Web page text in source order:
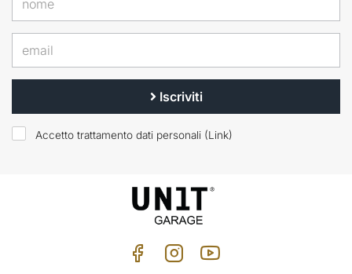
Iscriviti
Accetto trattamento dati personali (Link)